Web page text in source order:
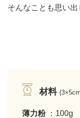
そんなことも思い出
材料
薄力粉 ：100g